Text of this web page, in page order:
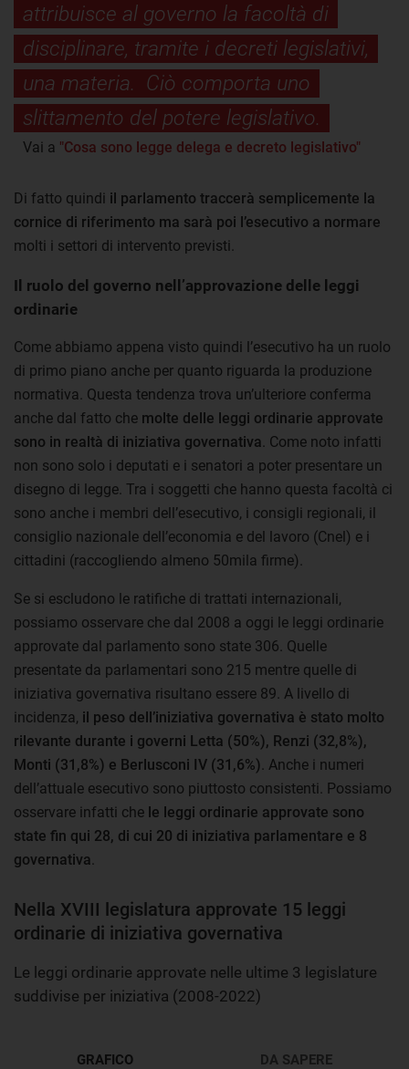
attribuisce al governo la facoltà di
disciplinare, tramite i decreti legislativi,
una materia. Ciò comporta uno
slittamento del potere legislativo.
Vai a "Cosa sono legge delega e decreto legislativo"
Di fatto quindi il parlamento traccerà semplicemente la
cornice di riferimento ma sarà poi l’esecutivo a normare
molti i settori di intervento previsti.
Il ruolo del governo nell’approvazione delle leggi
ordinarie
Come abbiamo appena visto quindi l’esecutivo ha un ruolo
di primo piano anche per quanto riguarda la produzione
normativa. Questa tendenza trova un’ulteriore conferma
anche dal fatto che molte delle leggi ordinarie approvate
sono in realtà di iniziativa governativa . Come noto infatti
non sono solo i deputati e i senatori a poter presentare un
disegno di legge. Tra i soggetti che hanno questa facoltà ci
sono anche i membri dell’esecutivo, i consigli regionali, il
consiglio nazionale dell’economia e del lavoro (Cnel) e i
cittadini (raccogliendo almeno 50mila firme).
Se si escludono le ratifiche di trattati internazionali,
possiamo osservare che dal 2008 a oggi le leggi ordinarie
approvate dal parlamento sono state 306. Quelle
presentate da parlamentari sono 215 mentre quelle di
iniziativa governativa risultano essere 89. A livello di
incidenza, il peso dell’iniziativa governativa è stato molto
rilevante durante i governi Letta (50%), Renzi (32,8%),
Monti (31,8%) e Berlusconi IV (31,6%) . Anche i numeri
dell’attuale esecutivo sono piuttosto consistenti. Possiamo
osservare infatti che le leggi ordinarie approvate sono
state fin qui 28, di cui 20 di iniziativa parlamentare e 8
governativa
Nella XVIII legislatura approvate 15 leggi
ordinarie di iniziativa governativa
Le leggi ordinarie approvate nelle ultime 3 legislature
suddivise per iniziativa (2008-2022)
GRAFICO DA SAPERE